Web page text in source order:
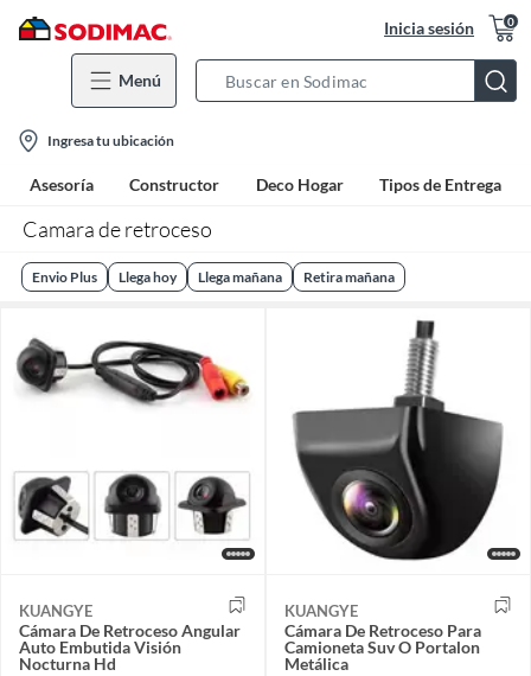
Inicia sesión 0
Menú
Bar
location-
icon
Ingresa tu ubicación
Asesoría Constructor Deco Hogar Tipos de Entrega
Camara de retroceso
Envio Plus Llega hoy Llega mañana Retira mañana
KUANGYE
Cámara De Retroceso Angular
Auto Embutida Visión
Nocturna Hd
KUANGYE
Cámara De Retroceso Para
Camioneta Suv O Portalon
Metálica